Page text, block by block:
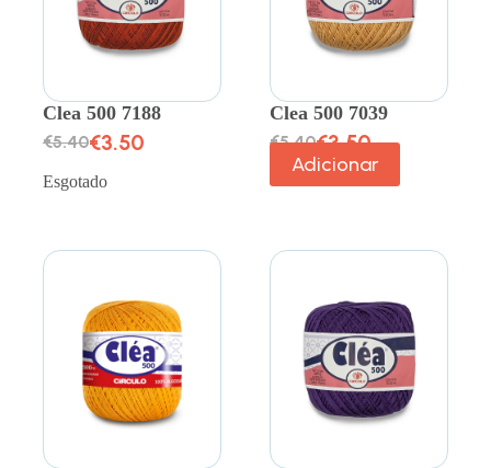
Clea 500 7188
€5.40€3.50
Esgotado
Clea 500 7039
€5.40€3.50
Adicionar